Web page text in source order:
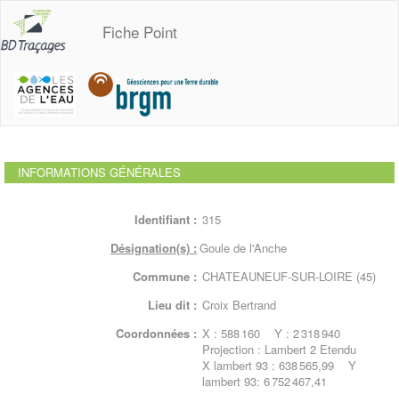
Fiche Point
INFORMATIONS GÉNÉRALES
Identifiant : 315
Désignation(s) : Goule de l'Anche
Commune : CHATEAUNEUF-SUR-LOIRE (45)
Lieu dit : Croix Bertrand
Coordonnées : X : 588 160 Y : 2 318 940
Projection : Lambert 2 Etendu
X lambert 93 : 638 565,99 Y
lambert 93: 6 752 467,41